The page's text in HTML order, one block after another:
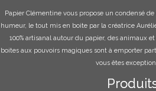
Papier Clémentine vous propose un condensé
humeur, le tout mis en boite par la créatrice
100% artisanal autour du papier, des animaux
boites aux pouvoirs magiques sont à emporter
vous êtes